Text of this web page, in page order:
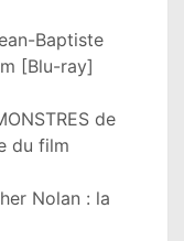
Baptiste
[Blu-ray]
de
du film
Nolan : la